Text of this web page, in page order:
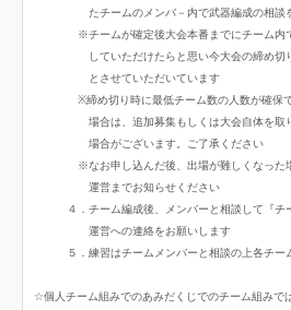
たチームのメンバ－内で武器編成の相談を
※チームが確定後大会本番までにチーム内で
していただけたらと思い今大会の締め切り
とさせていただいています
※締め切り時に最低チーム数の人数が確保で
場合は、追加募集もしくは大会自体を取り
場合がございます。ご了承ください
※なお申し込んだ後、出場が難しくなった場
運営までお知らせください
４．チーム編成後、メンバーと相談して『チー
運営への連絡をお願いします
５．練習はチームメンバーと相談の上各チー
☆個人チーム組みでのあみだくじでのチーム組みで